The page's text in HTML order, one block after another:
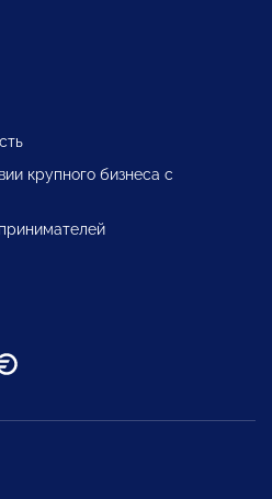
крупного бизнеса с